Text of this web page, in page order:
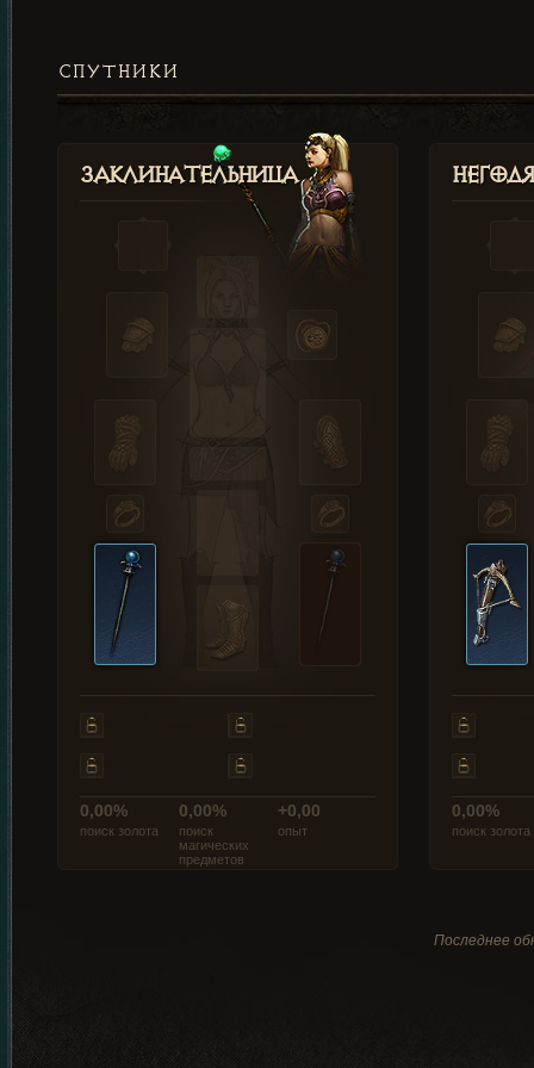
СПУТНИКИ
Заклинательница
0,00%
поиск золота
0,00%
поиск
магических
предметов
+0,00
опыт
0,00%
поиск золота
Последнее